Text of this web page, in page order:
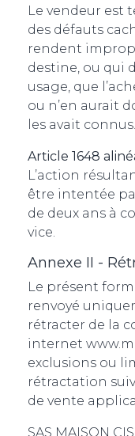
Le vendeur est
des défauts
rendent
destine, ou qui
usage, que
ou n’en aurait
les avait connus.
Article 1648
L’action
être intentée
de deux ans à
vice.
Annexe II -
Le présent
renvoyé
rétracter de la
internet
exclusions ou
rétractation
de vente
SAS MAISON